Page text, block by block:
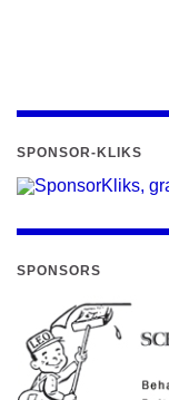
SPONSOR-KLIKS
SPONSORS